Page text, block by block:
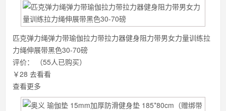
匹克弹力绳弹力带瑜伽拉力带拉力器健身阻力带男女力量训练拉
力绳伸展带黑色30-70磅
评价：
（55人已购买）
￥28 去看看
查看更多